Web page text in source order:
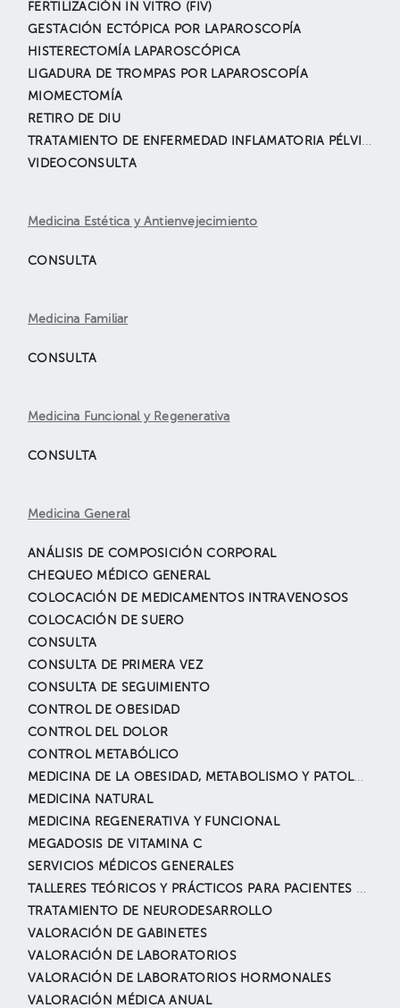
FERTILIZACIÓN IN VITRO (FIV)
GESTACIÓN ECTÓPICA POR LAPAROSCOPÍA
HISTERECTOMÍA LAPAROSCÓPICA
LIGADURA DE TROMPAS POR LAPAROSCOPÍA
MIOMECTOMÍA
RETIRO DE DIU
TRATAMIENTO DE ENFERMEDAD INFLAMATORIA PÉLVICA POR LAPAROSCÓPIA
VIDEOCONSULTA
Medicina Estética y Antienvejecimiento
CONSULTA
Medicina Familiar
CONSULTA
Medicina Funcional y Regenerativa
CONSULTA
Medicina General
ANÁLISIS DE COMPOSICIÓN CORPORAL
CHEQUEO MÉDICO GENERAL
COLOCACIÓN DE MEDICAMENTOS INTRAVENOSOS
COLOCACIÓN DE SUERO
CONSULTA
CONSULTA DE PRIMERA VEZ
CONSULTA DE SEGUIMIENTO
CONTROL DE OBESIDAD
CONTROL DEL DOLOR
CONTROL METABÓLICO
MEDICINA DE LA OBESIDAD, METABOLISMO Y PATOLOGÏAS ASOCIADAS
MEDICINA NATURAL
MEDICINA REGENERATIVA Y FUNCIONAL
MEGADOSIS DE VITAMINA C
SERVICIOS MÉDICOS GENERALES
TALLERES TEÓRICOS Y PRÁCTICOS PARA PACIENTES Y FAMILIARES EN EL MANEJO DE INSULINA
TRATAMIENTO DE NEURODESARROLLO
VALORACIÓN DE GABINETES
VALORACIÓN DE LABORATORIOS
VALORACIÓN DE LABORATORIOS HORMONALES
VALORACIÓN MÉDICA ANUAL